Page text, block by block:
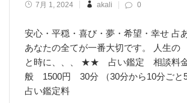
7月 1, 2024 akali 0
安心・平穏・喜び・夢・希望・幸せ 占
あなたの全てが一番大切です。 人生
と時に、、、 ★★ 占い鑑定 相談
般 1500円 30分 （30分から10分ごと
占い鑑定料